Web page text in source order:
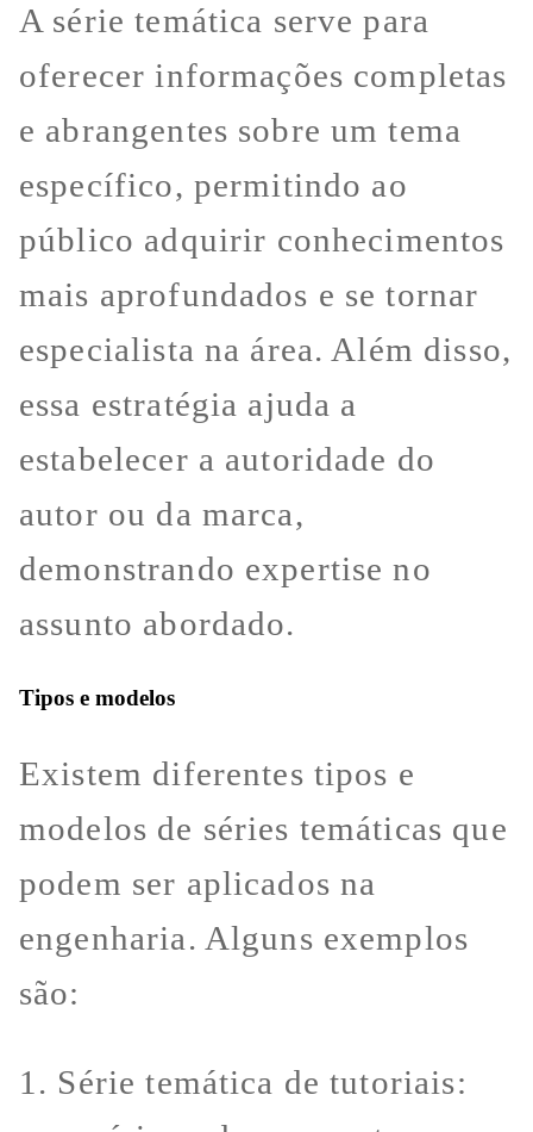
A série temática serve para
oferecer informações completas
e abrangentes sobre um tema
específico, permitindo ao
público adquirir conhecimentos
mais aprofundados e se tornar
especialista na área. Além disso,
essa estratégia ajuda a
estabelecer a autoridade do
autor ou da marca,
demonstrando expertise no
assunto abordado.
Tipos e modelos
Existem diferentes tipos e
modelos de séries temáticas que
podem ser aplicados na
engenharia. Alguns exemplos
são:
1. Série temática de tutoriais: